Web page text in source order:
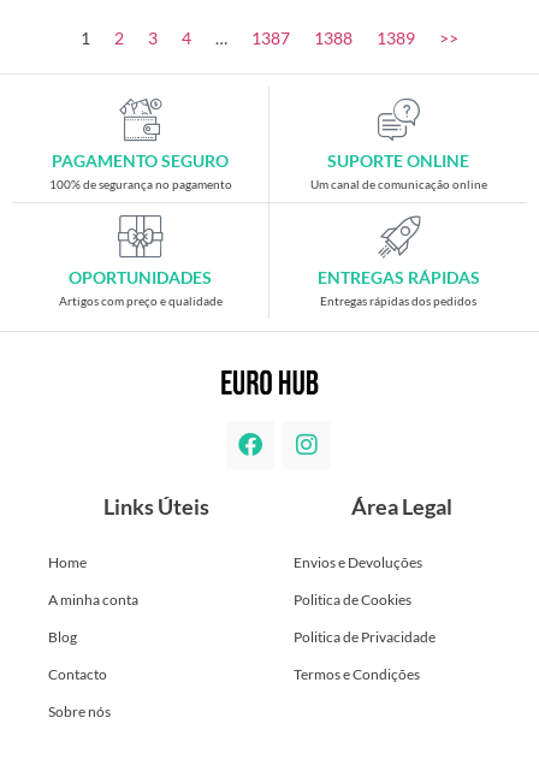
1 2 3 4 … 1387 1388 1389 >>
PAGAMENTO SEGURO
100% de segurança no pagamento
SUPORTE ONLINE
Um canal de comunicação online
OPORTUNIDADES
Artigos com preço e qualidade
ENTREGAS RÁPIDAS
Entregas rápidas dos pedidos
Links Úteis
Home
A minha conta
Blog
Contacto
Sobre nós
Área Legal
Envios e Devoluções
Politica de Cookies
Politica de Privacidade
Termos e Condições